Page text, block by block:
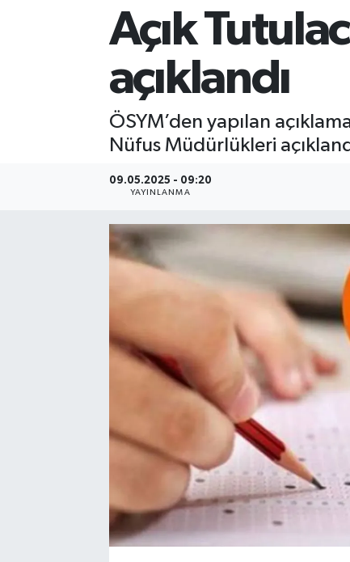
Açık
açıklandı
ÖSYM’den yapılan
Nüfus Müdürlükleri
09.05.2025 - 09:20
YAYINLANMA